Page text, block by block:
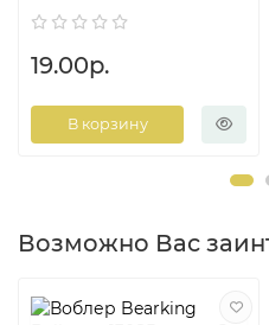
19.00р.
В корзину
Возможно Вас